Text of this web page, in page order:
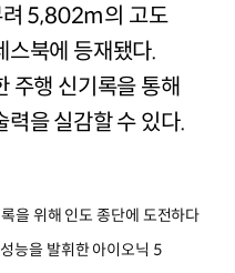
려 5,802m의 고도
스북에 등재됐다.
주행 신기록을 통해
을 실감할 수 있다.
을 위해 인도 종단에 도전하다
능을 발휘한 아이오닉 5